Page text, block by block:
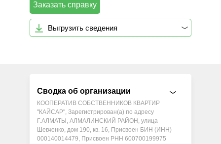
Заказать справку
Выгрузить сведения
Сводка об организации
КООПЕРАТИВ СОБСТВЕННИКОВ КВАРТИР
"КАЙСАР", Зарегистрирован(а) по адресу
Г.АЛМАТЫ, АЛМАЛИНСКИЙ РАЙОН, улица
Шевченко, дом 190, кв. 16, Присвоен БИН (ИНН)
000140014479, Присвоен РНН 600700199975